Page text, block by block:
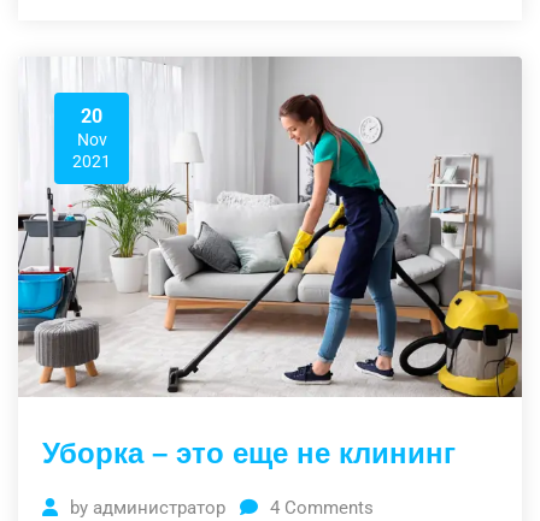
20
Nov
2021
Уборка – это еще не клининг
by администратор 4 Comments